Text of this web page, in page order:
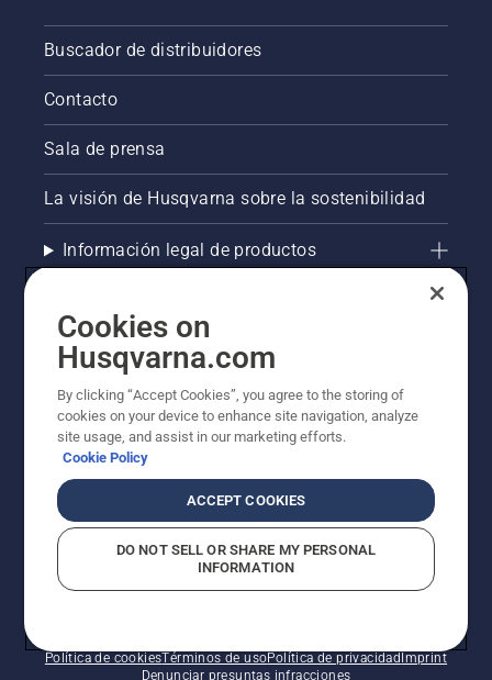
Buscador de distribuidores
Contacto
Sala de prensa
La visión de Husqvarna sobre la sostenibilidad
Información legal de productos
AlertLine/Canal de Denúncias
© Husqvarna AB (publ). Todos los derechos
Política de cookiesTérminos de usoPolítica de privacidad Imprint
Denunciar presuntas infracciones
Cookies on
Husqvarna.com
By clicking “Accept Cookies”, you agree to the storing of
cookies on your device to enhance site navigation, analyze
site usage, and assist in our marketing efforts.
Cookie Policy
ACCEPT COOKIES
DO NOT SELL OR SHARE MY PERSONAL
INFORMATION